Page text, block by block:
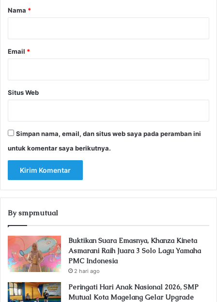
rNama *
Email *
Situs Web
Simpan nama, email, dan situs web saya pada peramban ini
untuk komentar saya berikutnya.
By smpmutual
Buktikan Suara Emasnya, Khanza Kineta
Asmarani Raih Juara 3 Solo Lagu Yamaha
PMC Indonesia
2 hari ago
Peringati Hari Anak Nasional 2026, SMP
Mutual Kota Magelang Gelar Upgrade